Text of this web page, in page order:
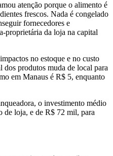
atenção porque o alimento é
frescos. Nada é congelado
fornecedores e
proprietária da loja na capital
no estoque e no custo
produtos muda de local para
em Manaus é R$ 5, enquanto
o investimento médio
de loja, e de R$ 72 mil, para